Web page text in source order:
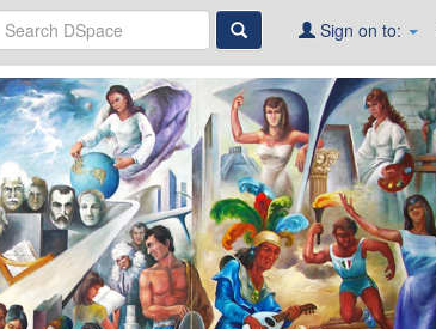
Sign on to: